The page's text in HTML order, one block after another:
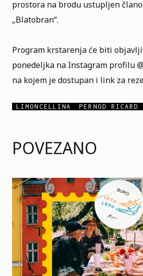
POVEZANO
prostora na brodu ustupljen
„Blatobran“.
Program krstarenja će biti
ponedeljka na Instagram profilu
na kojem je dostupan i link za
LIMONCELLINA PERNOD RICARD